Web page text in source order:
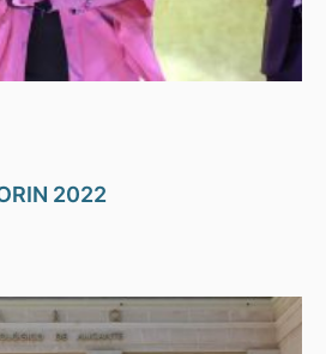
2022